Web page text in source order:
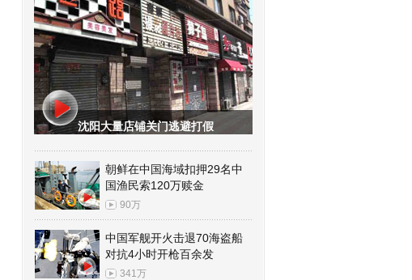
沈阳大量店铺关门逃避打假
朝鲜在中国海域扣押29名中
国渔民索120万赎金
90万
中国军舰开火击退70海盗船
对抗4小时开枪百余发
341万